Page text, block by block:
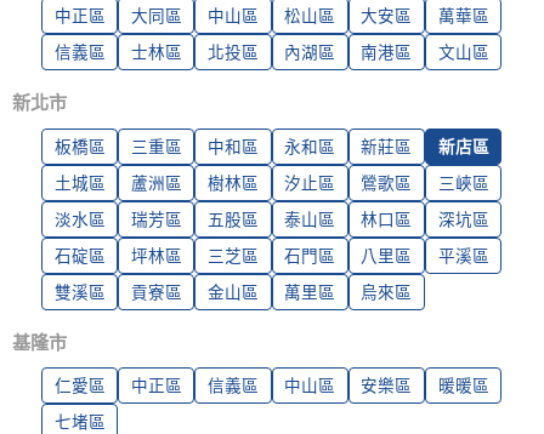
中正區 大同區 中山區 松山區 大安區
萬華區
信義區
士林區 北投區 內湖區 南港區 文山區
新北市
板橋區 三重區 中和區 永和區 新莊區
新店區
土城區
蘆洲區 樹林區 汐止區 鶯歌區
三峽區
淡水區
瑞芳區 五股區 泰山區 林口區
深坑區
石碇區
坪林區 三芝區 石門區 八里區
平溪區
雙溪區
貢寮區 金山區 萬里區 烏來區
基隆市
仁愛區 中正區 信義區 中山區 安樂區
暖暖區
七堵區